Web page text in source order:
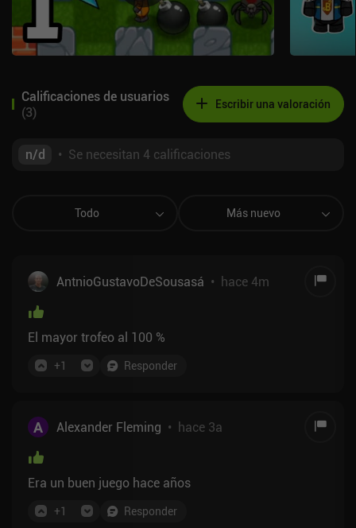
Calificaciones de usuarios
(3) Escribir una valoración
n/d • Se necesitan 4 calificaciones
Todo Más nuevo
AntnioGustavoDeSousasá • hace 4m
El mayor trofeo al 100 %
+1 Responder
A Alexander Fleming • hace 3a
Era un buen juego hace años
+1 Responder